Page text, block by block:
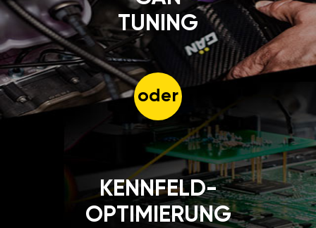
TUNING
oder
KENNFELD-
OPTIMIERUNG